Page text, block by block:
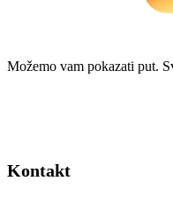
Možemo vam pokazati put.
Kontakt